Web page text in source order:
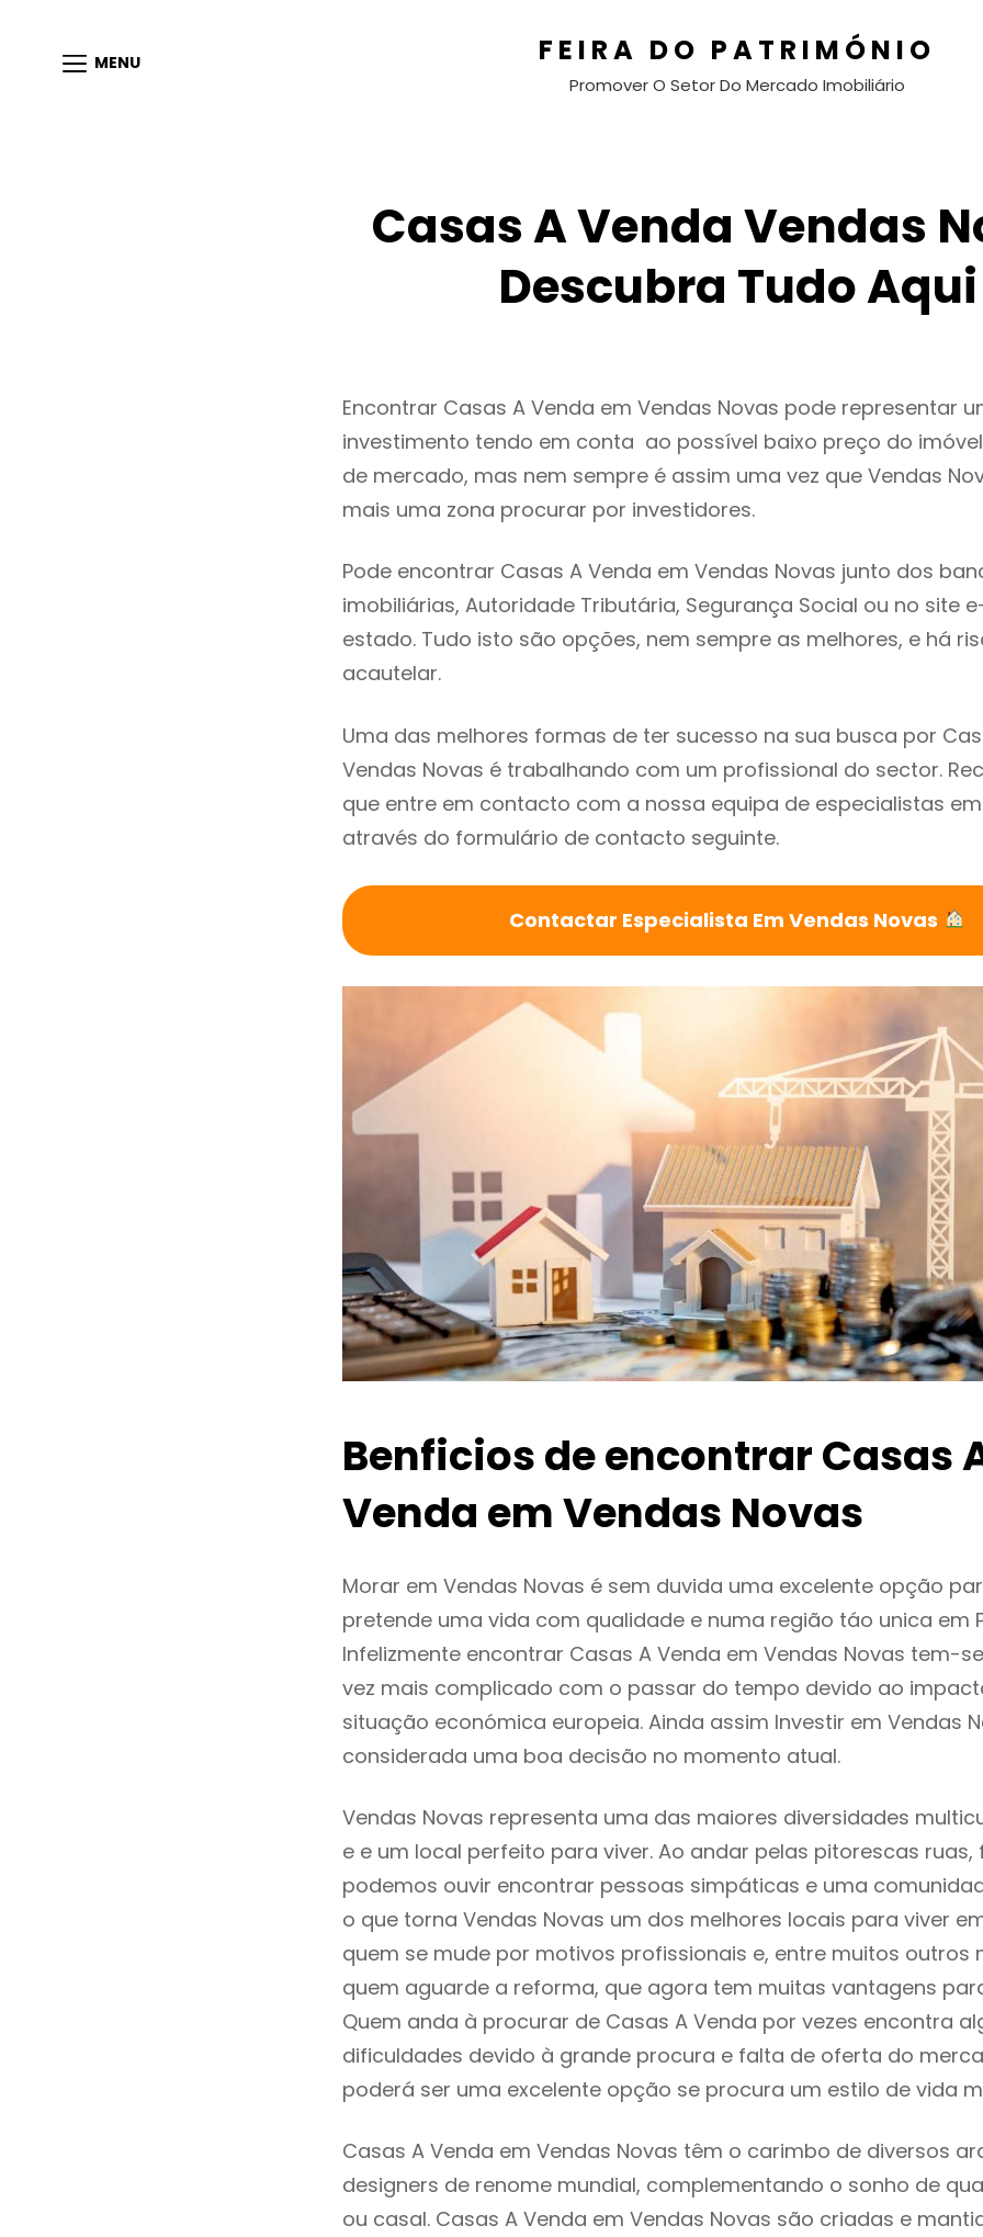
MENU FEIRA DO PATRIMÓNIO
Promover O Setor Do Mercado Imobiliário
Casas A Venda Vendas
Descubra Tudo Aqui
Encontrar Casas A Venda em Vendas Novas pode representar
investimento tendo em conta ao possível baixo preço do
de mercado, mas nem sempre é assim uma vez que Vendas
mais uma zona procurar por investidores.
Pode encontrar Casas A Venda em Vendas Novas junto dos
imobiliárias, Autoridade Tributária, Segurança Social ou no site
estado. Tudo isto são opções, nem sempre as melhores, e há
acautelar.
Uma das melhores formas de ter sucesso na sua busca por
Vendas Novas é trabalhando com um profissional do sector.
que entre em contacto com a nossa equipa de especialistas
através do formulário de contacto seguinte.
Contactar Especialista Em Vendas Novas
Benficios de encontrar Casas
Venda em Vendas Novas
Morar em Vendas Novas é sem duvida uma excelente opção
pretende uma vida com qualidade e numa região táo unica em
Infelizmente encontrar Casas A Venda em Vendas Novas tem-
vez mais complicado com o passar do tempo devido ao
situação económica europeia. Ainda assim Investir em Vendas
considerada uma boa decisão no momento atual.
Vendas Novas representa uma das maiores diversidades
e e um local perfeito para viver. Ao andar pelas pitorescas ruas,
podemos ouvir encontrar pessoas simpáticas e uma
o que torna Vendas Novas um dos melhores locais para viver
quem se mude por motivos profissionais e, entre muitos outros
quem aguarde a reforma, que agora tem muitas vantagens
Quem anda à procurar de Casas A Venda por vezes encontra
dificuldades devido à grande procura e falta de oferta do
poderá ser uma excelente opção se procura um estilo de vida
Casas A Venda em Vendas Novas têm o carimbo de diversos
designers de renome mundial, complementando o sonho de
ou casal. Casas A Venda em Vendas Novas são criadas e